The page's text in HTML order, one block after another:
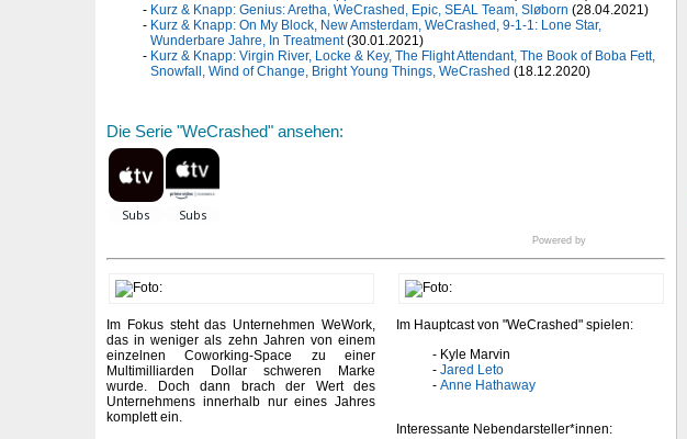
Kurz & Knapp: Genius: Aretha, WeCrashed, Epic, SEAL Team, Sløborn (28.04.2021)
Kurz & Knapp: On My Block, New Amsterdam, WeCrashed, 9-1-1: Lone Star,
Wunderbare Jahre, In Treatment(30.01.2021)
Kurz & Knapp: Virgin River, Locke & Key, The Flight Attendant, The Book of Boba Fett,
Snowfall, Wind of Change, Bright Young Things, WeCrashed (18.12.2020)
Die Serie "WeCrashed" ansehen:
Powered by
Im Fokus steht das Unternehmen WeWork,
das in weniger als zehn Jahren von einem
einzelnen Coworking-Space zu einer
Multimilliarden Dollar schweren Marke
wurde. Doch dann brach der Wert des
Unternehmens innerhalb nur eines Jahres
komplett ein.
Im Hauptcast von "WeCrashed" spielen:
Kyle Marvin
Jared Leto
Anne Hathaway
Interessante Nebendarsteller*innen: